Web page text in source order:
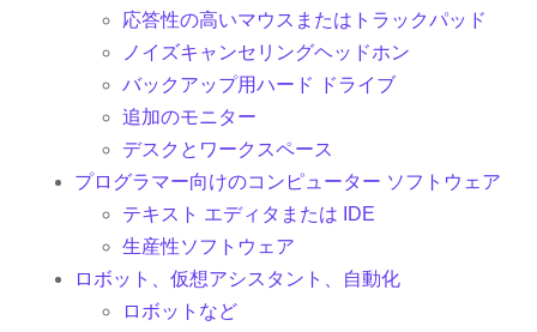
応答性の高いマウスまたはトラックパッド
ノイズキャンセリングヘッドホン
バックアップ用ハード ドライブ
追加のモニター
デスクとワークスペース
プログラマー向けのコンピューター ソフトウェア
テキスト エディタまたは IDE
生産性ソフトウェア
ロボット、仮想アシスタント、自動化
ロボットなど